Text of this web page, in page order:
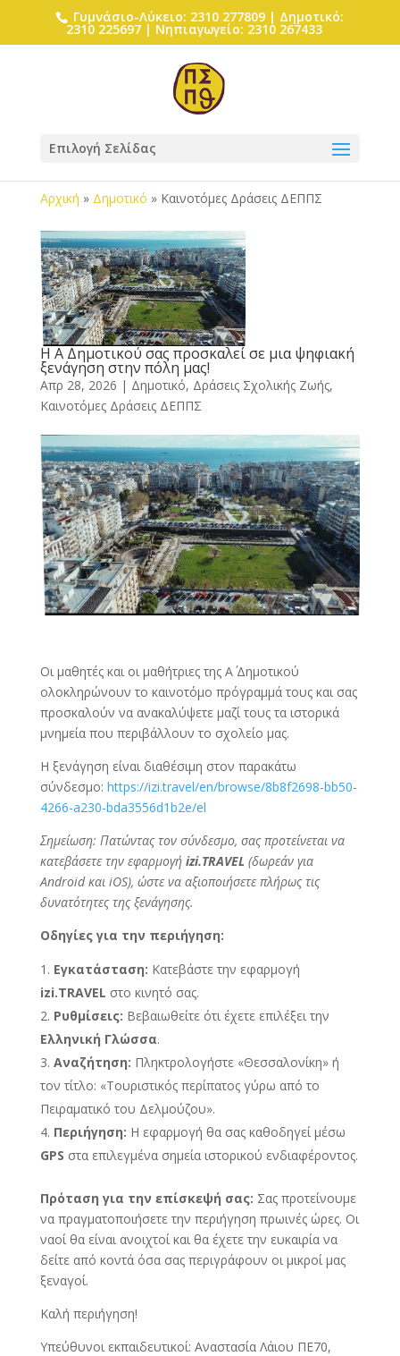
Γυμνάσιο-Λύκειο: 2310 277809 | Δημοτικό:
2310 225697 | Νηπιαγωγείο: 2310 267433
Επιλογή Σελίδας
Αρχική » Δημοτικό » Καινοτόμες Δράσεις ΔΕΠΠΣ
Η Α Δημοτικού σας προσκαλεί σε μια ψηφιακή
ξενάγηση στην πόλη μας!
Απρ 28, 2026 | Δημοτικό, Δράσεις Σχολικής Ζωής,
Καινοτόμες Δράσεις ΔΕΠΠΣ
Οι μαθητές και οι μαθήτριες της Α΄ Δημοτικού
ολοκληρώνουν το καινοτόμο πρόγραμμά τους και σας
προσκαλούν να ανακαλύψετε μαζί τους τα ιστορικά
μνημεία που περιβάλλουν το σχολείο μας.
Η ξενάγηση είναι διαθέσιμη στον παρακάτω
σύνδεσμο: https://izi.travel/en/browse/8b8f2698-bb50-
4266-a230-bda3556d1b2e/el
Σημείωση: Πατώντας τον σύνδεσμο, σας προτείνεται να
κατεβάσετε την εφαρμογή izi.TRAVEL(δωρεάν για
Android και iOS), ώστε να αξιοποιήσετε πλήρως τις
δυνατότητες της ξενάγησης.
Οδηγίες για την περιήγηση:
Εγκατάσταση: Κατεβάστε την εφαρμογή
izi.TRAVEL στο κινητό σας.
Ρυθμίσεις: Βεβαιωθείτε ότι έχετε επιλέξει την
Ελληνική Γλώσσα.
Αναζήτηση: Πληκτρολογήστε «Θεσσαλονίκη» ή
τον τίτλο: «Τουριστικός περίπατος γύρω από το
Πειραματικό του Δελμούζου».
Περιήγηση: Η εφαρμογή θα σας καθοδηγεί μέσω
GPS στα επιλεγμένα σημεία ιστορικού ενδιαφέροντος.
Πρόταση για την επίσκεψή σας: Σας προτείνουμε
να πραγματοποιήσετε την περιήγηση πρωινές ώρες. Οι
ναοί θα είναι ανοιχτοί και θα έχετε την ευκαιρία να
δείτε από κοντά όσα σας περιγράφουν οι μικροί μας
ξεναγοί.
Καλή περιήγηση!
Υπεύθυνοι εκπαιδευτικοί: Αναστασία Λάιου ΠΕ70,